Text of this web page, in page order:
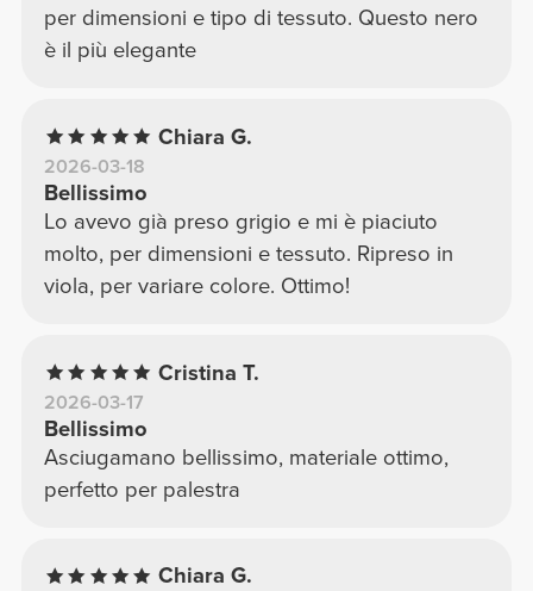
per dimensioni e tipo di tessuto. Questo nero
è il più elegante
Chiara G.
2026-03-18
Bellissimo
Lo avevo già preso grigio e mi è piaciuto
molto, per dimensioni e tessuto. Ripreso in
viola, per variare colore. Ottimo!
Cristina T.
2026-03-17
Bellissimo
Asciugamano bellissimo, materiale ottimo,
perfetto per palestra
Chiara G.